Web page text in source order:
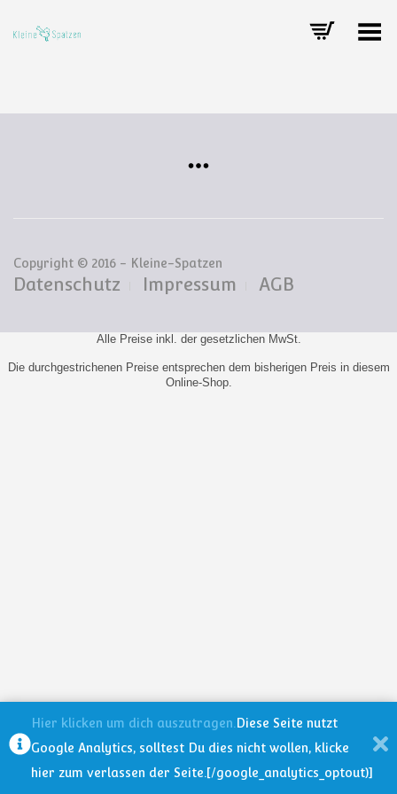
Toggle Menu
Copyright © 2016 - Kleine-Spatzen
Datenschutz Impressum AGB
Alle Preise inkl. der gesetzlichen MwSt.
Die durchgestrichenen Preise entsprechen dem bisherigen Preis in diesem
Online-Shop.
Hier klicken um dich auszutragen. Diese Seite nutzt
Google Analytics, solltest Du dies nicht wollen, klicke
hier zum verlassen der Seite.[/google_analytics_optout)]